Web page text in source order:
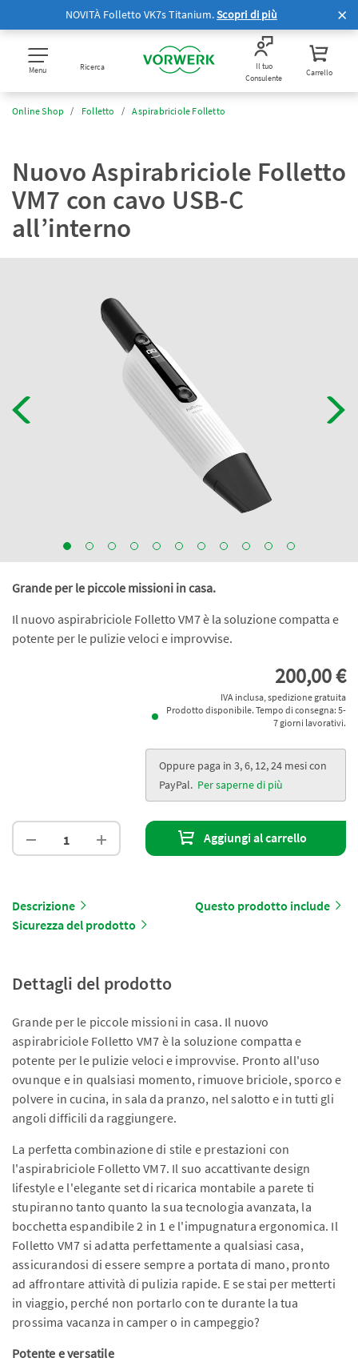
NOVITÀ Folletto VK7s Titanium.Scopri di più
Menu Ricerca
Il tuo
Consulente
Carrello
Online Shop Folletto Aspirabriciole Folletto
Nuovo Aspirabriciole Folletto
VM7 con cavo USB-C
all’interno
Grande per le piccole missioni in casa.
Il nuovo aspirabriciole Folletto VM7 è la soluzione compatta e
potente per le pulizie veloci e improvvise.
200,00 €
IVA inclusa, spedizione gratuita
Prodotto disponibile. Tempo di consegna: 5-
7 giorni lavorativi.
Oppure paga in 3, 6, 12, 24 mesi con
PayPal. Per saperne di più
Aggiungi al carrello
Descrizione
Questo prodotto include
Sicurezza del prodotto
Dettagli del prodotto
Grande per le piccole missioni in casa. Il nuovo
aspirabriciole Folletto VM7 è la soluzione compatta e
potente per le pulizie veloci e improvvise. Pronto all'uso
ovunque e in qualsiasi momento, rimuove briciole, sporco e
polvere in cucina, in sala da pranzo, nel salotto e in tutti gli
angoli difficili da raggiungere.
La perfetta combinazione di stile e prestazioni con
l'aspirabriciole Folletto VM7. Il suo accattivante design
lifestyle e l'elegante set di ricarica montabile a parete ti
stupiranno tanto quanto la sua tecnologia avanzata, la
bocchetta espandibile 2 in 1 e l'impugnatura ergonomica. Il
Folletto VM7 si adatta perfettamente a qualsiasi casa,
assicurandosi di essere sempre a portata di mano, pronto
ad affrontare attività di pulizia rapide. E se stai per metterti
in viaggio, perché non portarlo con te durante la tua
prossima vacanza in camper o in campeggio?
Potente e versatile